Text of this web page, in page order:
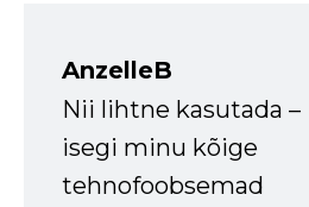
AnzelleB
Nii lihtne kasutada –
isegi minu kõige
tehnofoobsemad